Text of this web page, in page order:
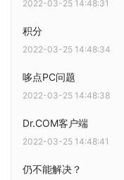
2022-03-25 14:48:31
积分
2022-03-25 14:48:34
哆点PC问题
2022-03-25 14:48:38
Dr.COM客户端
2022-03-25 14:48:41
仍不能解决？